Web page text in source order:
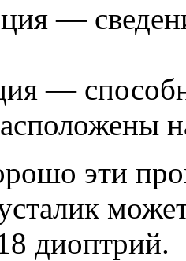
—
—
эти
диоптрий.